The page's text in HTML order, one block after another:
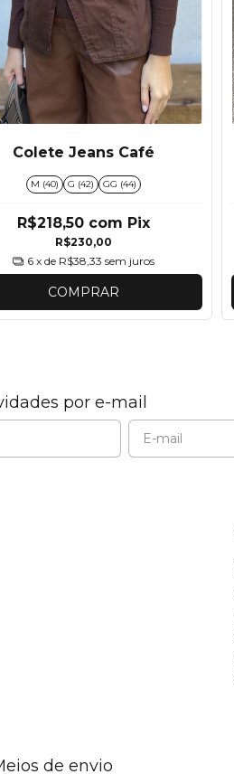
Colete Jeans Café
M (40) G (42) GG (44)
R$230,00
R$218,50 com Pix
6 x de R$38,33 sem juros
COMPRAR
por e-mail
de envio